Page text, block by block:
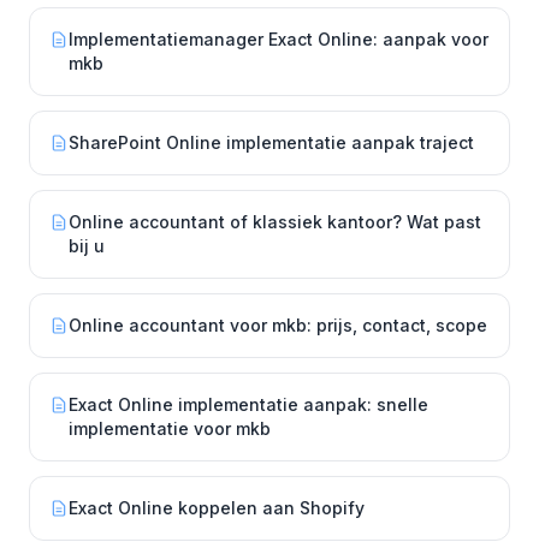
Implementatiemanager Exact Online: aanpak voor
mkb
SharePoint Online implementatie aanpak traject
Online accountant of klassiek kantoor? Wat past
bij u
Online accountant voor mkb: prijs, contact, scope
Exact Online implementatie aanpak: snelle
implementatie voor mkb
Exact Online koppelen aan Shopify